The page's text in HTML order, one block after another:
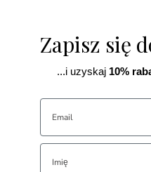
Zapisz się
...i uzyskaj10%